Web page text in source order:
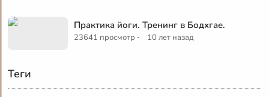
Практика йоги. Тренинг в Бодхгае.
23641 просмотр · 10 лет назад
Теги